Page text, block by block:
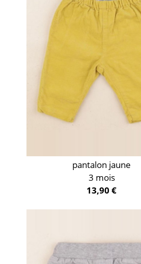
pantalon jaune
3 mois
13,90 €